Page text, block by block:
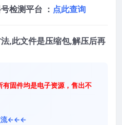
检测平台 ： 点此查询
,此文件是压缩包,解压后再
固件均是电子资源，售出不
流←←←